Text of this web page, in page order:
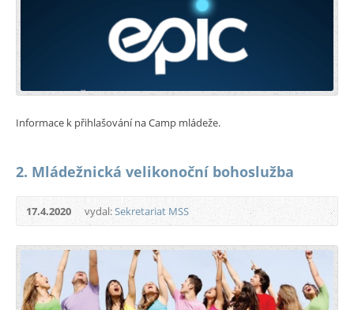
Informace k přihlašování na Camp mládeže.
2. Mládežnická velikonoční bohoslužba
17.4.2020 vydal:Sekretariat MSS